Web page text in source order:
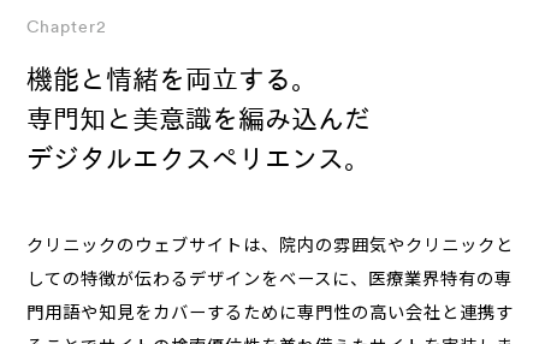
Chapter2
機能と情緒を両立する。
専門知と美意識を編み込んだ
デジタルエクスペリエンス。
クリニックのウェブサイトは、院内の雰囲気やクリニックと
しての特徴が伝わるデザインをベースに、医療業界特有の専
門用語や知見をカバーするために専門性の高い会社と連携す